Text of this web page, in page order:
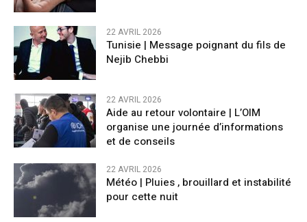
22 AVRIL 2026
Tunisie | Message poignant du fils de
Nejib Chebbi
22 AVRIL 2026
Aide au retour volontaire | L’OIM
organise une journée d’informations
et de conseils
22 AVRIL 2026
Météo | Pluies , brouillard et instabilité
pour cette nuit